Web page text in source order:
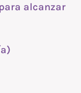
alcanzar